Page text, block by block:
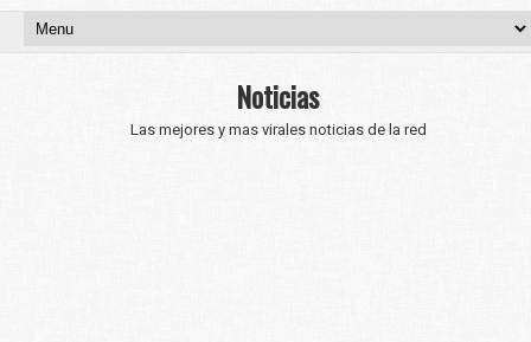
Noticias
Las mejores y mas virales noticias de la red